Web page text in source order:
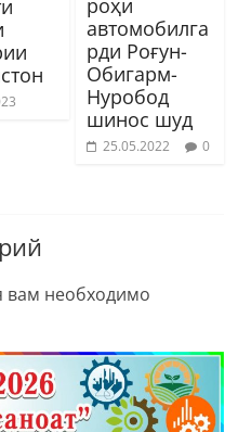
роҳи
автомобилга
рди Роғун-
Обигарм-
Нуробод
шинос шуд
25.05.2022 0
вам необходимо